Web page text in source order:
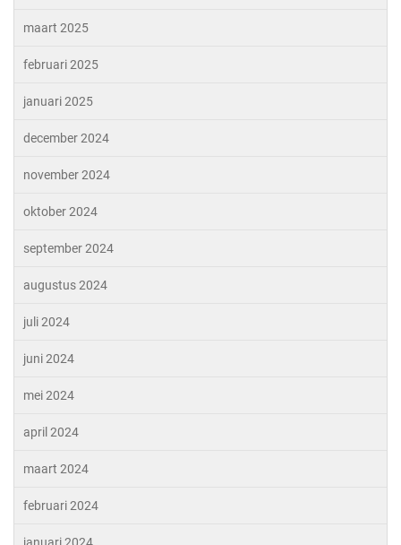
maart 2025
februari 2025
januari 2025
december 2024
november 2024
oktober 2024
september 2024
augustus 2024
juli 2024
juni 2024
mei 2024
april 2024
maart 2024
februari 2024